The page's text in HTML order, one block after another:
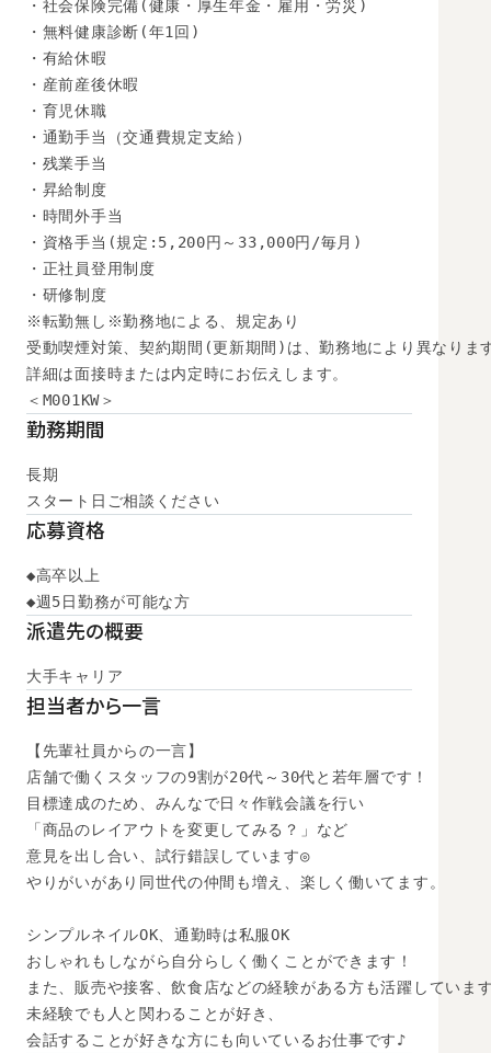
・社会保険完備(健康・厚生年金・雇用・労災)
・無料健康診断(年1回)
・有給休暇
・産前産後休暇
・育児休職
・通勤手当（交通費規定支給）
・残業手当
・昇給制度
・時間外手当
・資格手当(規定:5,200円～33,000円/毎月)
・正社員登用制度
・研修制度
※転勤無し※勤務地による、規定あり
受動喫煙対策、契約期間(更新期間)は、勤務地により異なりま
詳細は面接時または内定時にお伝えします。
＜M001KW＞
勤務期間
長期
スタート日ご相談ください
応募資格
◆高卒以上
◆週5日勤務が可能な方
派遣先の概要
大手キャリア
担当者から一言
【先輩社員からの一言】
店舗で働くスタッフの9割が20代～30代と若年層です！
目標達成のため、みんなで日々作戦会議を行い
「商品のレイアウトを変更してみる？」など
意見を出し合い、試行錯誤しています◎
やりがいがあり同世代の仲間も増え、楽しく働いてます。
シンプルネイルOK、通勤時は私服OK
おしゃれもしながら自分らしく働くことができます！
また、販売や接客、飲食店などの経験がある方も活躍していま
未経験でも人と関わることが好き、
会話することが好きな方にも向いているお仕事です♪